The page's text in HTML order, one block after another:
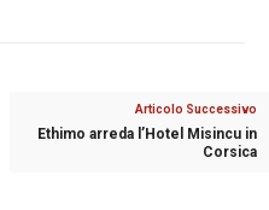
Articolo Successivo
Ethimo arreda l’Hotel Misincu in
Corsica